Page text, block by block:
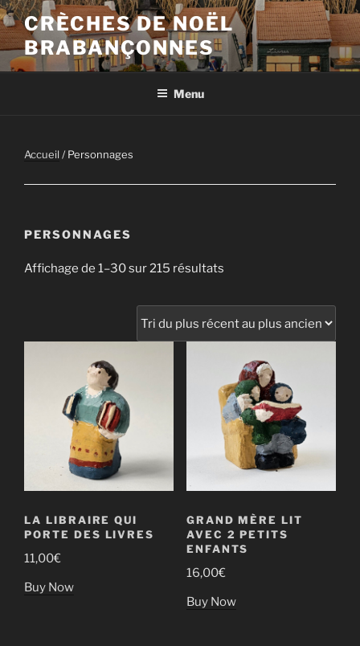
Aller
au
contenu
principal
CRÈCHES DE NOËL
BRABANÇONNES
Menu
Accueil / Personnages
PERSONNAGES
Affichage de 1–30 sur 215 résultats
plus
récent
au
plus
ancien
LA LIBRAIRE QUI
PORTE DES LIVRES
11,00€
Buy Now
GRAND MÈRE LIT
AVEC 2 PETITS
ENFANTS
16,00€
Buy Now